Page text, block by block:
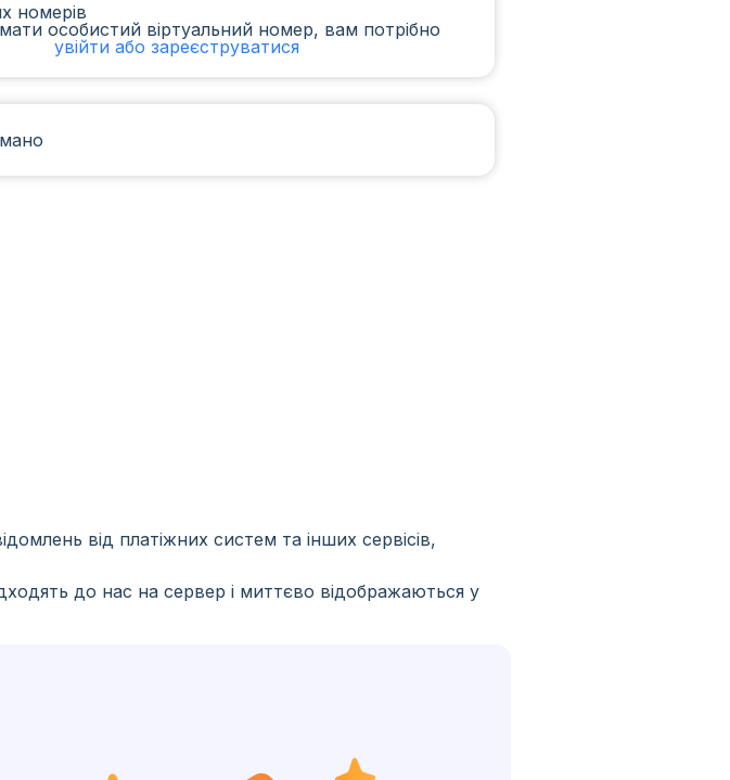
номерів
особистий віртуальний номер, вам потрібно
увійти або зареєструватися
від платіжних систем та інших сервісів,
до нас на сервер і миттєво відображаються у